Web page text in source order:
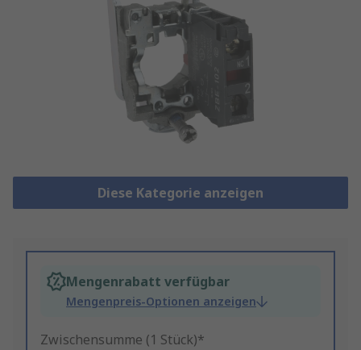
Diese Kategorie anzeigen
Mengenrabatt verfügbar
Mengenpreis-Optionen anzeigen
Zwischensumme (1 Stück)*